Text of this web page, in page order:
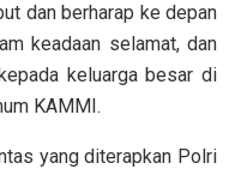
dan berharap ke depan
keadaan selamat, dan
keluarga besar di
KAMMI.
yang diterapkan Polri